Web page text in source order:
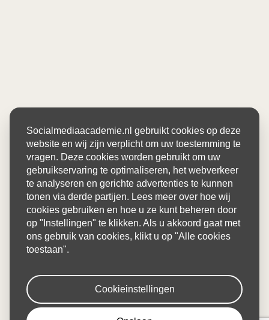
Socialmediaacademie.nl gebruikt cookies op deze
website en wij zijn verplicht om uw toestemming te
vragen. Deze cookies worden gebruikt om uw
gebruikservaring te optimaliseren, het webverkeer
te analyseren en gerichte advertenties te kunnen
tonen via derde partijen. Lees meer over hoe wij
cookies gebruiken en hoe u ze kunt beheren door
op "Instellingen" te klikken. Als u akkoord gaat met
ons gebruik van cookies, klikt u op "Alle cookies
toestaan".
Cookieinstellingen